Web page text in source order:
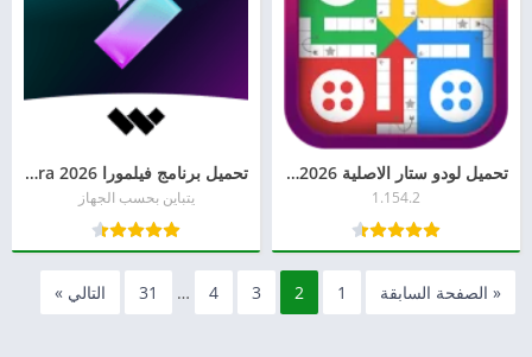
تحميل لودو ستار الاصلية Ludo STAR 2026 للاندرويد
1.154.2
تحميل برنامج فيلمورا 2026 Filmora للكمبيوتر أخر إصدار
يتباين بحسب الجهاز
« الصفحة السابقة 1
2
3
4
…
31 التالي »